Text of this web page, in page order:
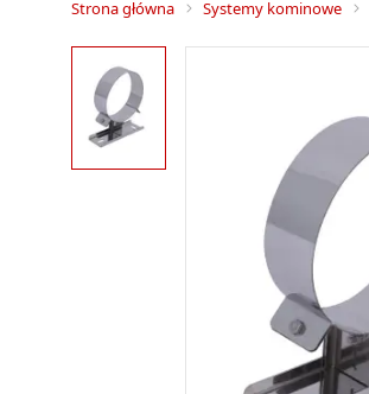
Strona główna Systemy kominowe